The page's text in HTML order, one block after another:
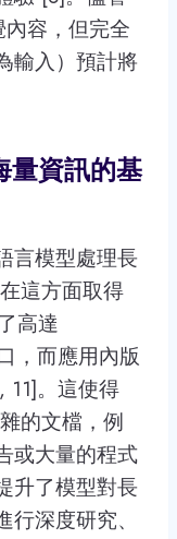
容，但完全
輸入）預計將
量資訊的基
言模型處理長
這方面取得
高達
，而應用內版
。這使得
的文檔，例
或大量的程式
升了模型對長
深度研究、